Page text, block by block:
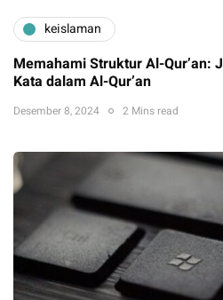
keislaman
Memahami Struktur Al-Qur’an:
Kata dalam Al-Qur’an
Desember 8, 2024 2 Mins read